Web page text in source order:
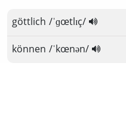
göttlich /ˈɡœtlɪç/
können /ˈkœnən/